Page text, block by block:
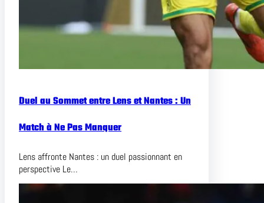
Duel au Sommet entre Lens et Nantes : Un
Match à Ne Pas Manquer
Lens affronte Nantes : un duel passionnant en
perspective Le…